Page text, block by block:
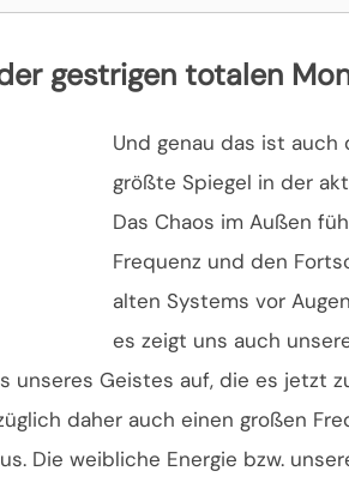
gestrigen totalen
Und genau das ist
größte Spiegel in der
Das Chaos im Außen
Frequenz und den
alten Systems vor
es zeigt uns auch
unseres Geistes auf, die es jetzt
daher auch einen großen
Die weibliche Energie bzw.